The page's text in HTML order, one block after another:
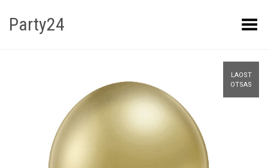
Party24 Kuva menüü
LAOST
OTSAS